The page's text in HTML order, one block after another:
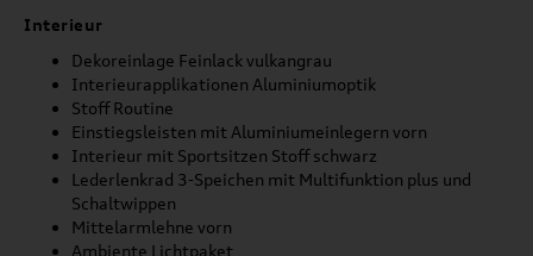
Interieur
Dekoreinlage Feinlack vulkangrau
Interieurapplikationen Aluminiumoptik
Stoff Routine
Einstiegsleisten mit Aluminiumeinlegern vorn
Interieur mit Sportsitzen Stoff schwarz
Lederlenkrad 3-Speichen mit Multifunktion plus und
Schaltwippen
Mittelarmlehne vorn
Ambiente Lichtpaket